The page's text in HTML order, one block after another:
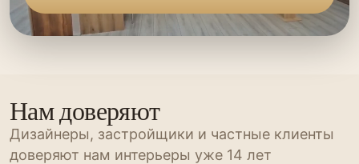
Нам доверяют
Дизайнеры, застройщики и частные клиенты
доверяют нам интерьеры уже 14 лет